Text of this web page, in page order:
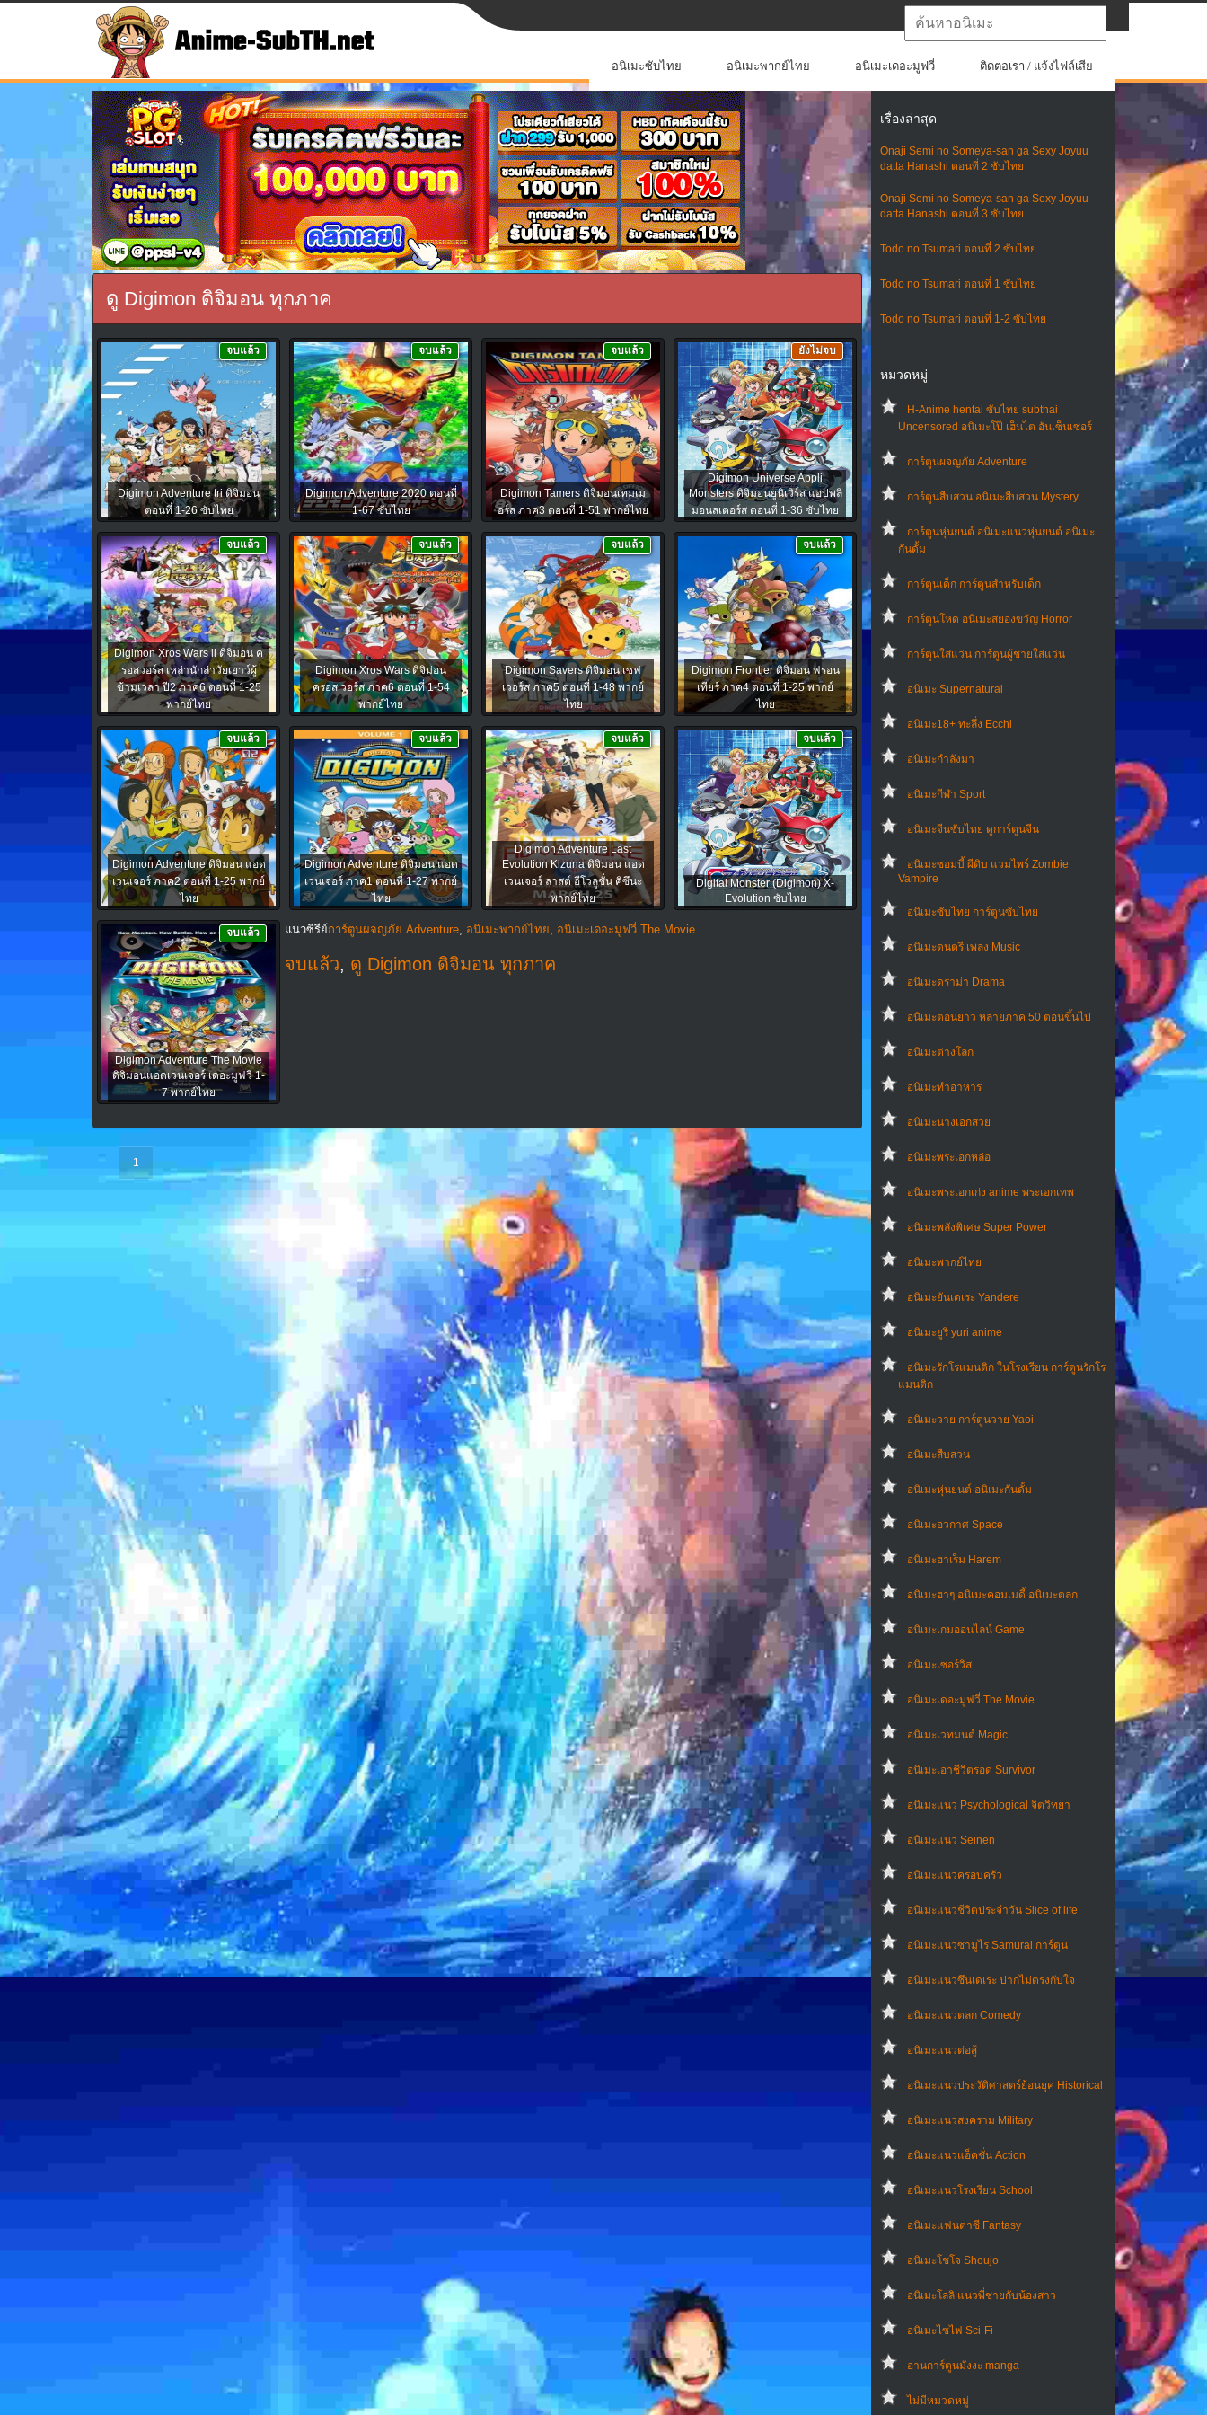
อนิเมะซับไทย อนิเมะพากย์ไทย อนิเมะเดอะมูฟวี่ ติดต่อเรา / แจ้งไฟล์เสีย
เรื่องล่าสุด
Onaji Semi no Someya-san ga Sexy Joyuu
datta Hanashi ตอนที่ 2 ซับไทย
Onaji Semi no Someya-san ga Sexy Joyuu
datta Hanashi ตอนที่ 3 ซับไทย
Todo no Tsumari ตอนที่ 2 ซับไทย
Todo no Tsumari ตอนที่ 1 ซับไทย
Todo no Tsumari ตอนที่ 1-2 ซับไทย
หมวดหมู่
H-Anime hentai ซับไทย subthai
Uncensored อนิเมะโป๊ เฮ็นไต อันเซ็นเซอร์
การ์ตูนผจญภัย Adventure
การ์ตูนสืบสวน อนิเมะสืบสวน Mystery
การ์ตูนหุ่นยนต์ อนิเมะแนวหุ่นยนต์ อนิเมะ
กันดั้ม
การ์ตูนเด็ก การ์ตูนสำหรับเด็ก
การ์ตูนโหด อนิเมะสยองขวัญ Horror
การ์ตูนใส่แว่น การ์ตูนผู้ชายใส่แว่น
อนิเมะ Supernatural
อนิเมะ18+ ทะลึ่ง Ecchi
อนิเมะกำลังมา
อนิเมะกีฬา Sport
อนิเมะจีนซับไทย ดูการ์ตูนจีน
อนิเมะซอมบี้ ผีดิบ แวมไพร์ Zombie
Vampire
อนิเมะซับไทย การ์ตูนซับไทย
อนิเมะดนตรี เพลง Music
อนิเมะดราม่า Drama
อนิเมะตอนยาว หลายภาค 50 ตอนขึ้นไป
อนิเมะต่างโลก
อนิเมะทําอาหาร
อนิเมะนางเอกสวย
อนิเมะพระเอกหล่อ
อนิเมะพระเอกเก่ง anime พระเอกเทพ
อนิเมะพลังพิเศษ Super Power
อนิเมะพากย์ไทย
อนิเมะยันเดเระ Yandere
อนิเมะยูริ yuri anime
อนิเมะรักโรแมนติก ในโรงเรียน การ์ตูนรักโร
แมนติก
อนิเมะวาย การ์ตูนวาย Yaoi
อนิเมะสืบสวน
อนิเมะหุ่นยนต์ อนิเมะกันดั้ม
อนิเมะอวกาศ Space
อนิเมะฮาเร็ม Harem
อนิเมะฮาๆ อนิเมะคอมเมดี้ อนิเมะตลก
อนิเมะเกมออนไลน์ Game
อนิเมะเซอร์วิส
อนิเมะเดอะมูฟวี่ The Movie
อนิเมะเวทมนต์ Magic
อนิเมะเอาชีวิตรอด Survivor
อนิเมะแนว Psychological จิตวิทยา
อนิเมะแนว Seinen
อนิเมะแนวครอบครัว
อนิเมะแนวชีวิตประจําวัน Slice of life
อนิเมะแนวซามูไร Samurai การ์ตูน
อนิเมะแนวซึนเดเระ ปากไม่ตรงกับใจ
อนิเมะแนวตลก Comedy
อนิเมะแนวต่อสู้
อนิเมะแนวประวัติศาสตร์ย้อนยุค Historical
อนิเมะแนวสงคราม Military
อนิเมะแนวแอ็คชั่น Action
อนิเมะแนวโรงเรียน School
อนิเมะแฟนตาซี Fantasy
อนิเมะโชโจ Shoujo
อนิเมะโลลิ แนวพี่ชายกับน้องสาว
อนิเมะไซไฟ Sci-Fi
อ่านการ์ตูนมังงะ manga
ไม่มีหมวดหมู่
ดู Digimon ดิจิมอน ทุกภาค
Digimon Adventure tri ดิจิมอน
ตอนที่ 1-26 ซับไทย
จบแล้ว
Digimon Adventure 2020 ตอนที่
1-67 ซับไทย
จบแล้ว
Digimon Tamers ดิจิมอนเทมเม
อร์ส ภาค3 ตอนที่ 1-51 พากย์ไทย
จบแล้ว
Digimon Universe Appli
Monsters ดิจิมอนยูนิเวิร์ส แอปพลิ
มอนสเตอร์ส ตอนที่ 1-36 ซับไทย
ยังไม่จบ
Digimon Xros Wars ll ดิจิมอน ค
รอสวอร์ส เหล่านักล่าวัยเยาว์ผู้
ข้ามเวลา ปี2 ภาค6 ตอนที่ 1-25
พากย์ไทย
จบแล้ว
Digimon Xros Wars ดิจิม่อน
ครอส วอร์ส ภาค6 ตอนที่ 1-54
พากย์ไทย
จบแล้ว
Digimon Savers ดิจิมอน เซฟ
เวอร์ส ภาค5 ตอนที่ 1-48 พากย์
ไทย
จบแล้ว
Digimon Frontier ดิจิมอน ฟรอน
เทียร์ ภาค4 ตอนที่ 1-25 พากย์
ไทย
จบแล้ว
Digimon Adventure ดิจิมอน แอด
เวนเจอร์ ภาค2 ตอนที่ 1-25 พากย์
ไทย
จบแล้ว
Digimon Adventure ดิจิมอน แอด
เวนเจอร์ ภาค1 ตอนที่ 1-27 พากย์
ไทย
จบแล้ว
Digimon Adventure Last
Evolution Kizuna ดิจิมอน แอด
เวนเจอร์ ลาสต์ อีโวลูชั่น คิซึนะ
พากย์ไทย
จบแล้ว
Digital Monster (Digimon) X-
Evolution ซับไทย
จบแล้ว
Digimon Adventure The Movie
ดิจิมอนแอดเวนเจอร์ เดอะมูฟวี่ 1-
7 พากย์ไทย
จบแล้ว แนวซีรีย์การ์ตูนผจญภัย Adventure, อนิเมะพากย์ไทย, อนิเมะเดอะมูฟวี่ The Movie
จบแล้ว, ดู Digimon ดิจิมอน ทุกภาค
1